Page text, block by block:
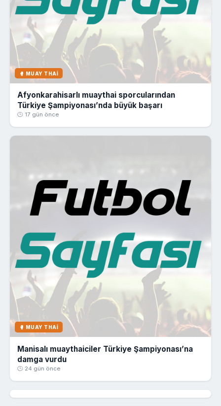
🥊 MUAY THAI
Afyonkarahisarlı muaythai sporcularından
Türkiye Şampiyonası’nda büyük başarı
🕒 17 gün önce
🥊 MUAY THAI
Manisalı muaythaiciler Türkiye Şampiyonası’na
damga vurdu
🕒 24 gün önce